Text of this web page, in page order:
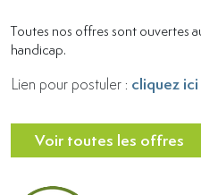
Toutes nos offres sont ouvertes
handicap.
Lien pour postuler : cliquez ici
Voir toutes les offres